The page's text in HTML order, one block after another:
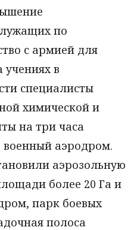
по
с армией для
учениях в
специалисты
химической и
на три часа
военный аэродром.
аэрозольную
более 20 Га и
парк боевых
полоса